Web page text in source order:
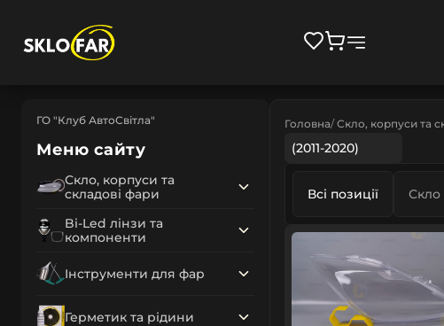
ГО "Клуб АвтоСвітла"
Меню сайту
Скло, корпуси та
складові фари
Bi-Led лінзи та
компоненти
Інструменти для фар
Герметик та рідини
Головна Скло, корпуси та
(2011-2020)
Всі позиції Скло